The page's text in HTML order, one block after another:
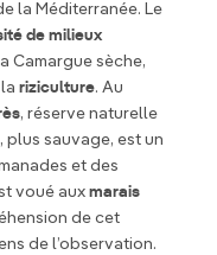
la Méditerranée. Le
de milieux
Camargue sèche,
riziculture. Au
, réserve naturelle
plus sauvage, est un
et des
voué aux marais
de cet
de l’observation.